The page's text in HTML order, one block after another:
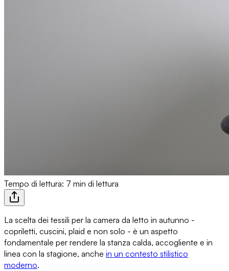
Tempo di lettura: 7 min di lettura
La scelta dei tessili per la camera da letto in autunno -
copriletti, cuscini, plaid e non solo - è un aspetto
fondamentale per rendere la stanza calda, accogliente e in
linea con la stagione, anche in un contesto stilistico
moderno.